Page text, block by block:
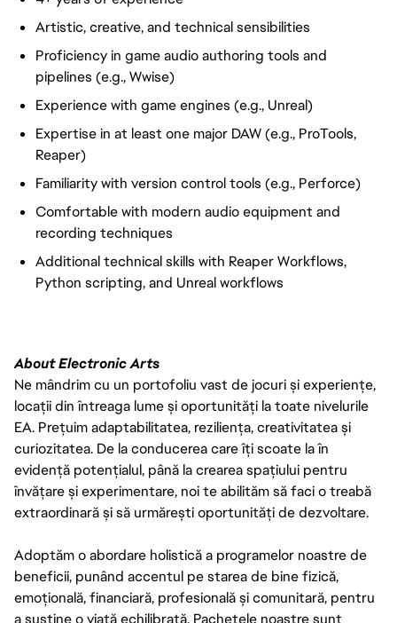
Artistic, creative, and technical sensibilities
Proficiency in game audio authoring tools and
pipelines (e.g., Wwise)
Experience with game engines (e.g., Unreal)
Expertise in at least one major DAW (e.g., ProTools,
Reaper)
Familiarity with version control tools (e.g., Perforce)
Comfortable with modern audio equipment and
recording techniques
Additional technical skills with Reaper Workflows,
Python scripting, and Unreal workflows
About Electronic Arts
Ne mândrim cu un portofoliu vast de jocuri și experiențe,
locații din întreaga lume și oportunități la toate nivelurile
EA. Prețuim adaptabilitatea, reziliența, creativitatea și
curiozitatea. De la conducerea care îți scoate la în
evidență potențialul, până la crearea spațiului pentru
învățare și experimentare, noi te abilităm să faci o treabă
extraordinară și să urmărești oportunități de dezvoltare.
Adoptăm o abordare holistică a programelor noastre de
beneficii, punând accentul pe starea de bine fizică,
emoțională, financiară, profesională și comunitară, pentru
a susține o viață echilibrată. Pachetele noastre sunt